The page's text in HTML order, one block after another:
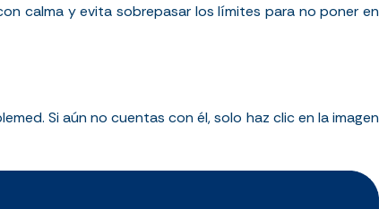
calma y evita sobrepasar los límites para no poner en
Si aún no cuentas con él, solo haz clic en la imagen